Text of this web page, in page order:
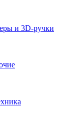
и 3D-ручки